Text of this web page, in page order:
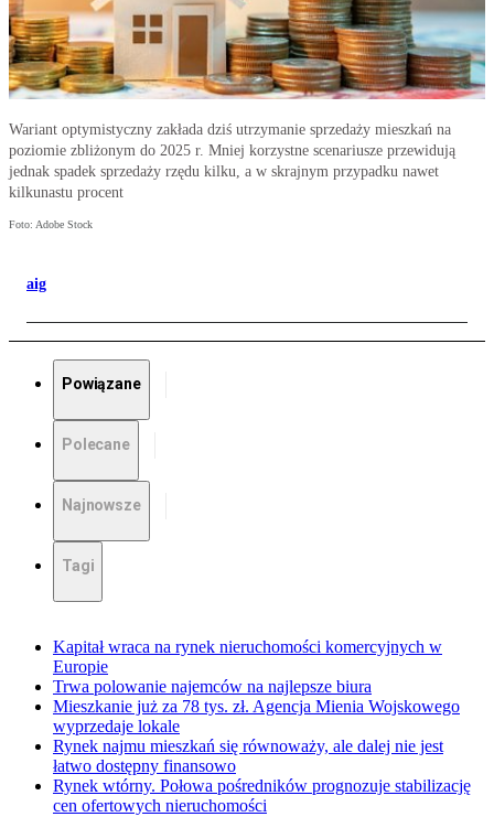
Wariant optymistyczny zakłada dziś utrzymanie sprzedaży mieszkań na
poziomie zbliżonym do 2025 r. Mniej korzystne scenariusze przewidują
jednak spadek sprzedaży rzędu kilku, a w skrajnym przypadku nawet
kilkunastu procent
Foto: Adobe Stock
aig
Powiązane
Polecane
Najnowsze
Tagi
Kapitał wraca na rynek nieruchomości komercyjnych w
Europie
Trwa polowanie najemców na najlepsze biura
Mieszkanie już za 78 tys. zł. Agencja Mienia Wojskowego
wyprzedaje lokale
Rynek najmu mieszkań się równoważy, ale dalej nie jest
łatwo dostępny finansowo
Rynek wtórny. Połowa pośredników prognozuje stabilizację
cen ofertowych nieruchomości